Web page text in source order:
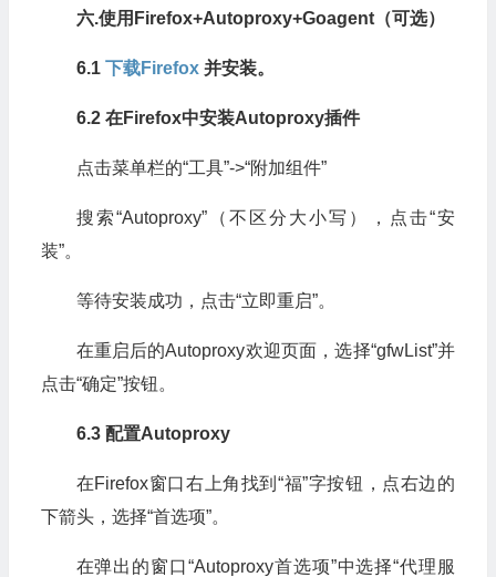
六.使用Firefox+Autoproxy+Goagent（可选）
6.1 下载Firefox并安装。
6.2 在Firefox中安装Autoproxy插件
点击菜单栏的“工具”->“附加组件”
搜索“Autoproxy”（不区分大小写），点击“安
装”。
等待安装成功，点击“立即重启”。
在重启后的Autoproxy欢迎页面，选择“gfwList”并
点击“确定”按钮。
6.3 配置Autoproxy
在Firefox窗口右上角找到“福”字按钮，点右边的
下箭头，选择“首选项”。
在弹出的窗口“Autoproxy首选项”中选择“代理服